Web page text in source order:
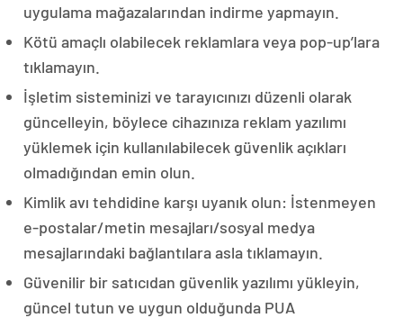
uygulama mağazalarından indirme yapmayın.
Kötü amaçlı olabilecek reklamlara veya pop-up’lara
tıklamayın.
İşletim sisteminizi ve tarayıcınızı düzenli olarak
güncelleyin, böylece cihazınıza reklam yazılımı
yüklemek için kullanılabilecek güvenlik açıkları
olmadığından emin olun.
Kimlik avı tehdidine karşı uyanık olun: İstenmeyen
e-postalar/metin mesajları/sosyal medya
mesajlarındaki bağlantılara asla tıklamayın.
Güvenilir bir satıcıdan güvenlik yazılımı yükleyin,
güncel tutun ve uygun olduğunda PUA